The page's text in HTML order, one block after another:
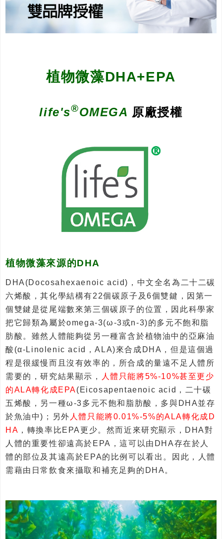
植物微藻DHA+EPA
life's®OMEGA 原廠授權
植物微藻來源的DHA
DHA(Docosahexaenoic acid)，中文全名為二十二碳
六烯酸，其化學結構有22個碳原子及6個雙鍵，因第一
個雙鍵是從尾端數來第三個碳原子的位置，因此科學家
把它歸類為屬於omega-3(ω-3或n-3)的多元不飽和脂
肪酸。雖然人體能夠從另一種富含於植物油中的亞麻油
酸(α-Linolenic acid，ALA)來合成DHA，但是這個過
程是很緩慢而且沒有效率的，所合成的量遠不足人體所
需要的，研究結果顯示，
人體只能將5%-10%甚至更少
的ALA轉化成EPA(Eicosapentaenoic acid，二十碳
五烯酸，另一種ω-3多元不飽和脂肪酸，多與DHA並存
於魚油中)；另外 人體只能將0.01%-5%的ALA轉化成D
HA ，轉換率比EPA更少。然而近來研究顯示，DHA對
人體的重要性卻遠高於EPA，這可以由DHA存在於人
體的部位及其遠高於EPA的比例可以看出。因此，人體
需藉由日常飲食來攝取和補充足夠的DHA。